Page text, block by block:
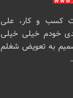
کسب و کار، علی
خودم خیلی خیلی
به تعویض شغلم